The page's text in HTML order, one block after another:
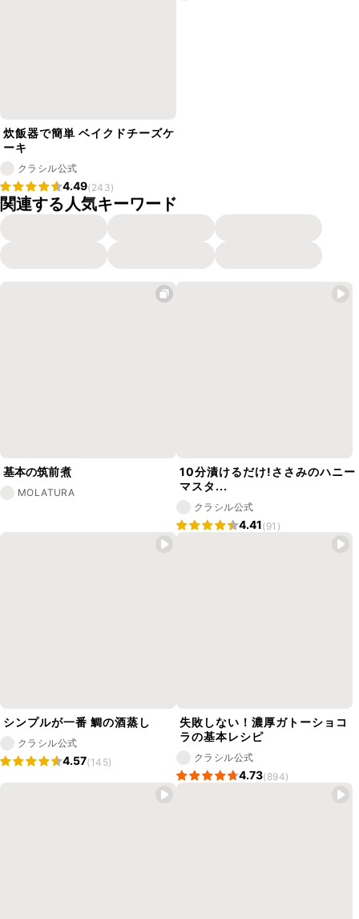
炊飯器で簡単 ベイクドチーズケ
ーキ
クラシル公式
4.49(243)
関連する人気キーワード
基本の筑前煮
MOLATURA
10分漬けるだけ!ささみのハニー
マスタ...
クラシル公式
4.41(91)
シンプルが一番 鯛の酒蒸し
クラシル公式
4.57(145)
失敗しない！濃厚ガトーショコ
ラの基本レシピ
クラシル公式
4.73(894)